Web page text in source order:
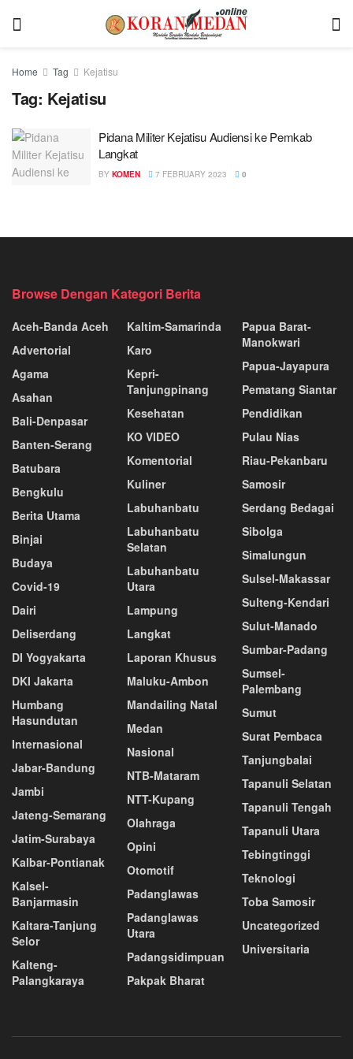
Home Tag Kejatisu
Tag: Kejatisu
Pidana Militer Kejatisu Audiensi ke Pemkab
Langkat
BY KOMEN 7 FEBRUARY 2023 0
Browse Dengan Kategori Berita
Aceh-Banda Aceh
Advertorial
Agama
Asahan
Bali-Denpasar
Banten-Serang
Batubara
Bengkulu
Berita Utama
Binjai
Budaya
Covid-19
Dairi
Deliserdang
DI Yogyakarta
DKI Jakarta
Humbang
Hasundutan
Internasional
Jabar-Bandung
Jambi
Jateng-Semarang
Jatim-Surabaya
Kalbar-Pontianak
Kalsel-
Banjarmasin
Kaltara-Tanjung
Selor
Kalteng-
Palangkaraya
Kaltim-Samarinda
Karo
Kepri-
Tanjungpinang
Kesehatan
KO VIDEO
Komentorial
Kuliner
Labuhanbatu
Labuhanbatu
Selatan
Labuhanbatu
Utara
Lampung
Langkat
Laporan Khusus
Maluku-Ambon
Mandailing Natal
Medan
Nasional
NTB-Mataram
NTT-Kupang
Olahraga
Opini
Otomotif
Padanglawas
Padanglawas
Utara
Padangsidimpuan
Pakpak Bharat
Papua Barat-
Manokwari
Papua-Jayapura
Pematang Siantar
Pendidikan
Pulau Nias
Riau-Pekanbaru
Samosir
Serdang Bedagai
Sibolga
Simalungun
Sulsel-Makassar
Sulteng-Kendari
Sulut-Manado
Sumbar-Padang
Sumsel-
Palembang
Sumut
Surat Pembaca
Tanjungbalai
Tapanuli Selatan
Tapanuli Tengah
Tapanuli Utara
Tebingtinggi
Teknologi
Toba Samosir
Uncategorized
Universitaria